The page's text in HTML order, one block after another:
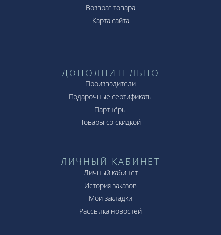
Возврат товара
Карта сайта
ДОПОЛНИТЕЛЬНО
Производители
Подарочные сертификаты
Партнёры
Товары со скидкой
ЛИЧНЫЙ КАБИНЕТ
Личный кабинет
История заказов
Мои закладки
Рассылка новостей